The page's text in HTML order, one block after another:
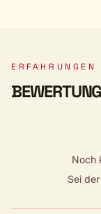
Noch
Sei